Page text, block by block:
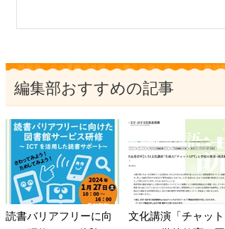
編集部おすすめの記事
読書バリアフリーに向
文化講演「チャット